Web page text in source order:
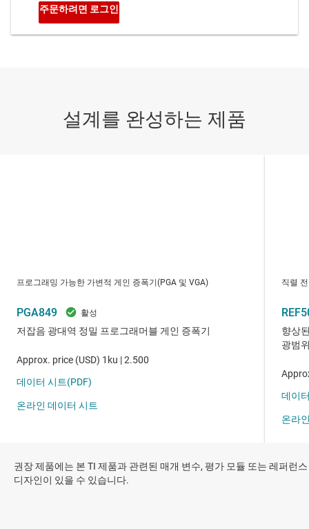
권장 제품에는 본 TI 제품과 관련된 매개 변수, 평가 모듈 또는 레퍼런스
디자인이 있을 수 있습니다.